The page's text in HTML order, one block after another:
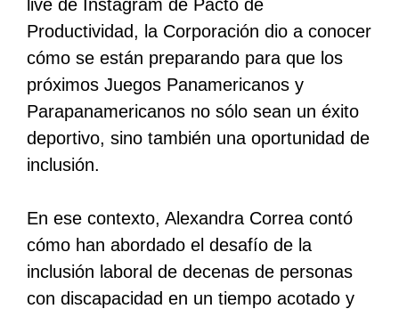
live de Instagram de Pacto de
Productividad, la Corporación dio a conocer
cómo se están preparando para que los
próximos Juegos Panamericanos y
Parapanamericanos no sólo sean un éxito
deportivo, sino también una oportunidad de
inclusión.
En ese contexto, Alexandra Correa contó
cómo han abordado el desafío de la
inclusión laboral de decenas de personas
con discapacidad en un tiempo acotado y